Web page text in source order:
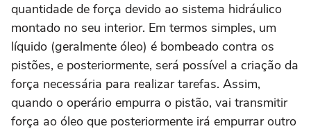
quantidade de força devido ao sistema hidráulico
montado no seu interior. Em termos simples, um
líquido (geralmente óleo) é bombeado contra os
pistões, e posteriormente, será possível a criação da
força necessária para realizar tarefas. Assim,
quando o operário empurra o pistão, vai transmitir
força ao óleo que posteriormente irá empurrar outro